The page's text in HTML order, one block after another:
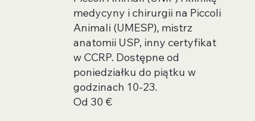
medycyny i chirurgii na Piccoli
Animali (UMESP), mistrz
anatomii USP, inny certyfikat
w CCRP. Dostępne od
poniedziałku do piątku w
godzinach 10-23.
Od 30 €